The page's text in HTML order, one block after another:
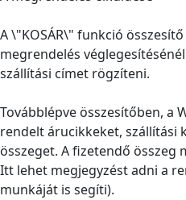
A \"KOSÁR\" funkció
megrendelés
szállítási címet rögzíteni.
Továbblépve összesítőben, a
rendelt árucikkeket, szállítási
összeget. A fizetendő
Itt lehet megjegyzést adni a
munkáját is segíti).